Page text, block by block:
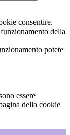
consentire.
della
potete
essere
della cookie